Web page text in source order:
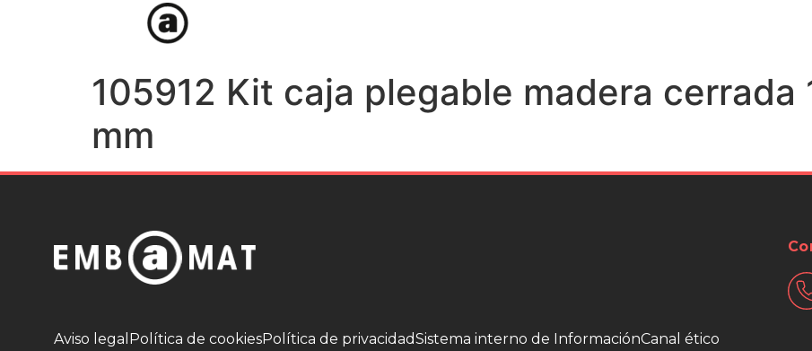
105912 Kit caja plegable madera
mm
Aviso legal Política de cookiesPolítica de privacidadSistema interno de InformaciónCanal ético